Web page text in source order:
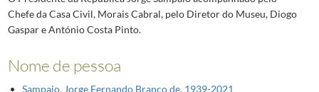
Chefe da Casa Civil, Morais Cabral, pelo Diretor do Museu, Diogo
Gaspar e António Costa Pinto.
Nome de pessoa
Sampaio, Jorge Fernando Branco de. 1939-2021